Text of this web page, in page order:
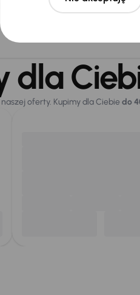
jednym dachem – od
samochód odkupimy za
000 zł
dla
oferty. Kupimy dla Ciebiedo